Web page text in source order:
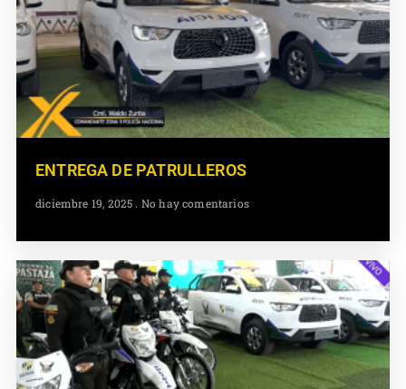
ENTREGA DE PATRULLEROS
diciembre 19, 2025 No hay comentarios